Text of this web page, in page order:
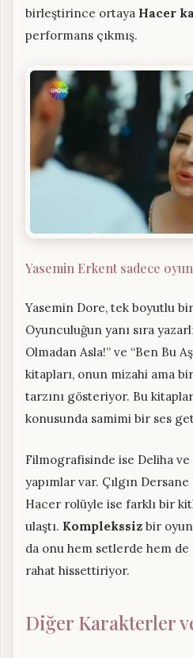
birleştirince ortaya Hacer
performans çıkmış.
Yasemin Erkent sadece
Yasemin Dore, tek boyutlu
Oyunculuğun yanı sıra
Olmadan Asla!” ve “Ben Bu
kitapları, onun mizahi ama
tarzını gösteriyor. Bu
konusunda samimi bir ses
Filmografisinde ise Deliha
yapımlar var. Çılgın
Hacer rolüyle ise farklı bir
ulaştı. Komplekssiz bir
da onu hem setlerde hem de
rahat hissettiriyor.
Diğer Karakterler